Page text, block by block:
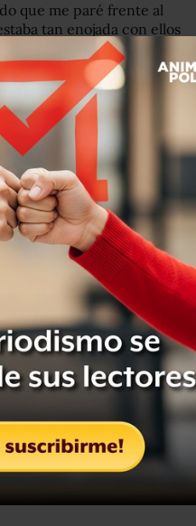
que me paré frente al
tan enojada con ellos
contó, tuvo lugar en
Londres, tras el éxito de
por él.
consensual es negada
dijo la